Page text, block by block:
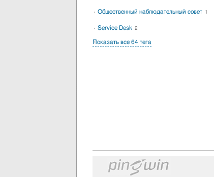
Общественный наблюдательный совет 1
Service Desk 2
Показать все 64 тега